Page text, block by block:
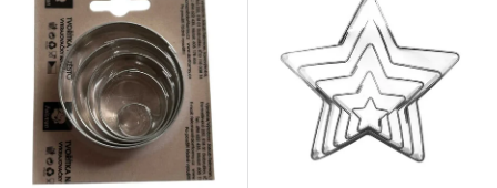
Podmínky ochrany osobních údajů